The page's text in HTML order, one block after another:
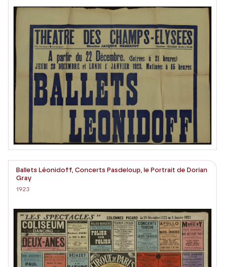
Ballets Léonidoff, Concerts Pasdeloup, le Portrait de Dorian
Gray
1923